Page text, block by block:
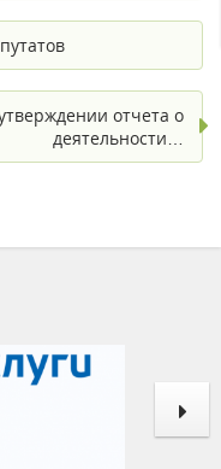
отчета о
деятельности…